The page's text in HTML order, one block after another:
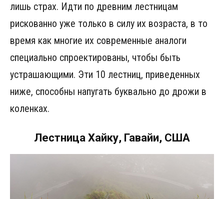
лишь страх. Идти по древним лестницам
рискованно уже только в силу их возраста, в то
время как многие их современные аналоги
специально спроектированы, чтобы быть
устрашающими. Эти 10 лестниц, приведенных
ниже, способны напугать буквально до дрожи в
коленках.
Лестница Хайку, Гавайи, США